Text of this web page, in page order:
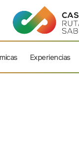
Experiencias